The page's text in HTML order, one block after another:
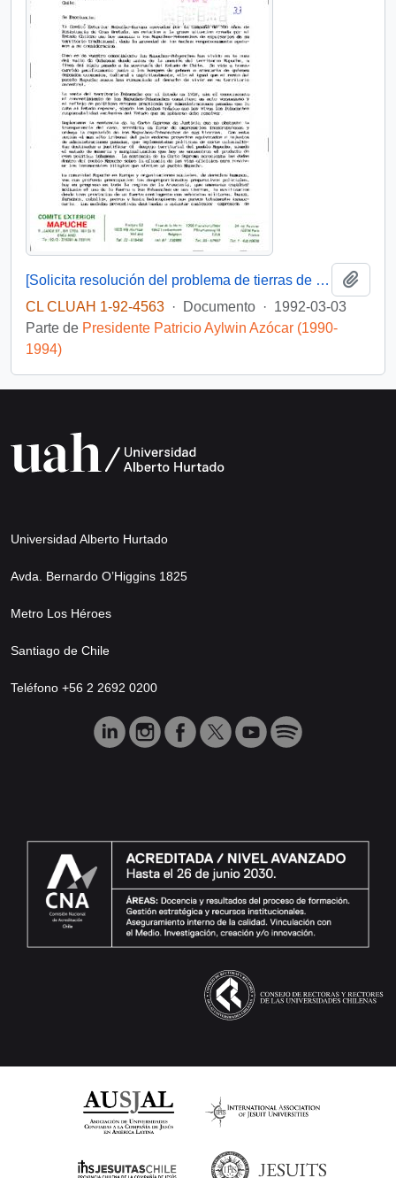
[Solicita resolución del problema de tierras de la comunidad mapuche-pewenche del Valle de Quinquén]
CL CLUAH 1-92-4563 · Documento · 1992-03-03
Parte de Presidente Patricio Aylwin Azócar (1990-
1994)
Universidad Alberto Hurtado
Avda. Bernardo O’Higgins 1825
Metro Los Héroes
Santiago de Chile
Teléfono +56 2 2692 0200